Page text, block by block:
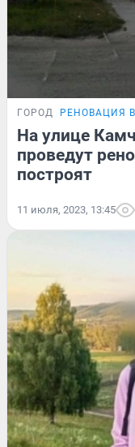
ГОРОД РЕНОВАЦИЯ
На улице
проведут
построят
11 июля, 2023, 13:45